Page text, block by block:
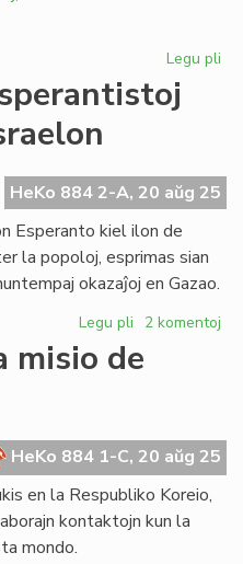
Legu pli
de
HeKo 884 2-A, 20 aŭg 25
Esperanto kiel ilon de
la popoloj, esprimas sian
okazaĵoj en Gazao.
Legu pli pri
esperantistoj
2 komentoj
misio de
HeKo 884 1-C, 20 aŭg 25
en la Respubliko Koreio,
kontaktojn kun la
mondo.